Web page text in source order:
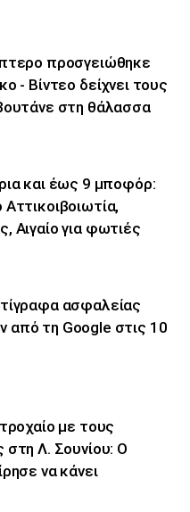
προσγειώθηκε
- Βίντεο δείχνει τους
στη θάλασσα
και έως 9 μποφόρ:
Αιγαίο για φωτιές
ασφαλείας
τη Google στις 10
με τους
στη Λ. Σουνίου: Ο
να κάνει